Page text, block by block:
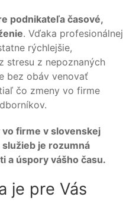
podnikateľa časové,
. Vďaka profesionálnej
rýchlejšie,
stresu z nepoznaných
bez obáv venovať
čo zmeny vo firme
firme v slovenskej
je rozumná
a úspory vášho času.
je pre Vás